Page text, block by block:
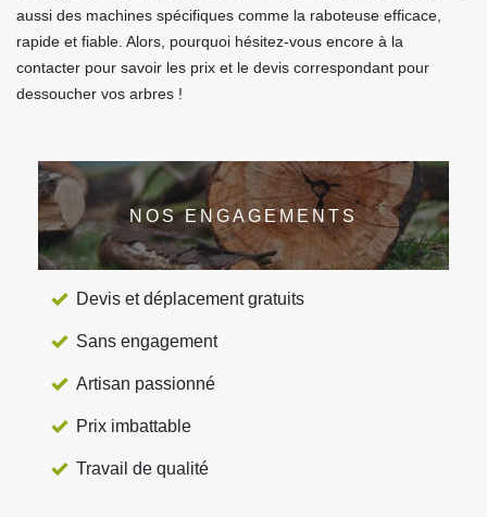
aussi des machines spécifiques comme la raboteuse efficace,
rapide et fiable. Alors, pourquoi hésitez-vous encore à la
contacter pour savoir les prix et le devis correspondant pour
dessoucher vos arbres !
NOS ENGAGEMENTS
Devis et déplacement gratuits
Sans engagement
Artisan passionné
Prix imbattable
Travail de qualité